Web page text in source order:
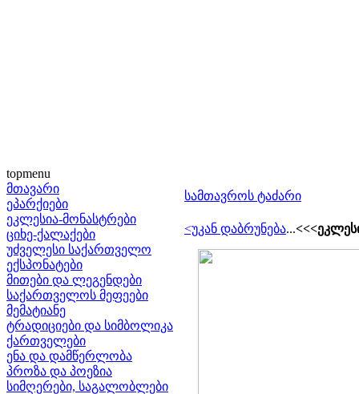
topmenu
მთავარი
ეპარქიები
ეკლესია-მონასტრები
ციხე-ქალაქები
უძველესი საქართველო
ექსპონატები
მითები და ლეგენდები
საქართველოს მეფეები
მემატიანე
ტრადიციები და სიმბოლიკა
ქართველები
ენა და დამწერლობა
პროზა და პოეზია
სიმღერები, საგალობლები
სამთავროს ტაძარი
<უკან დაბრუნება...